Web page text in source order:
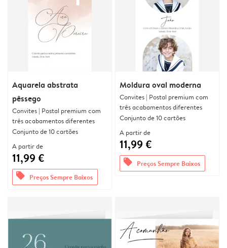
Aquarela abstrata
pêssego
Convites | Postal premium com
três acabamentos diferentes
Conjunto de 10 cartões
A partir de
11,99 €
offers Preços Sempre Baixos
Moldura oval moderna
Convites | Postal premium com
três acabamentos diferentes
Conjunto de 10 cartões
A partir de
11,99 €
offers Preços Sempre Baixos